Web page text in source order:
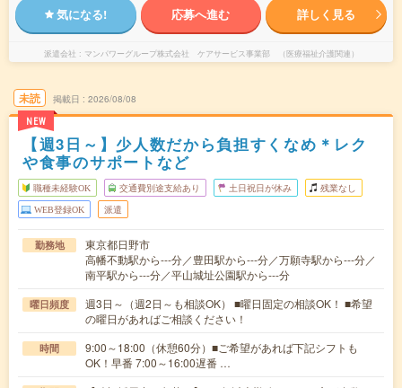
気になる! 応募へ進む 詳しく見る
派遣会社 マンパワーグループ株式会社 ケアサービス事業部 （医療福祉介護関連）
未読
NEW
掲載日 2026/08/08
【週3日～】少人数だから負担すくなめ＊レク
や食事のサポートなど
職種未経験OK 交通費別途支給あり 土日祝日が休み 残業なし
WEB登録OK 派遣
勤務地
東京都日野市
高幡不動駅から---分／豊田駅から---分／万願寺駅から---分／
南平駅から---分／平山城址公園駅から---分
曜日頻度
週3日～（週2日～も相談OK） ■曜日固定の相談OK！ ■希望
の曜日があればご相談ください！
時間
9:00～18:00（休憩60分）■ご希望があれば下記シフトも
OK！早番 7:00～16:00遅番 …